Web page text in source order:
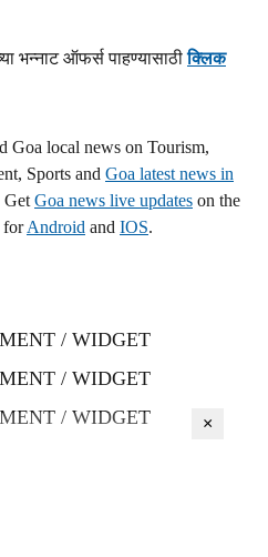
भन्नाट ऑफर्स पाहण्यासाठीक्लिक
Goa local news on Tourism,
Sports and Goa latest news in
Get Goa news live updates on the
forAndroid and IOS.
/ WIDGET
/ WIDGET
/ WIDGET
×